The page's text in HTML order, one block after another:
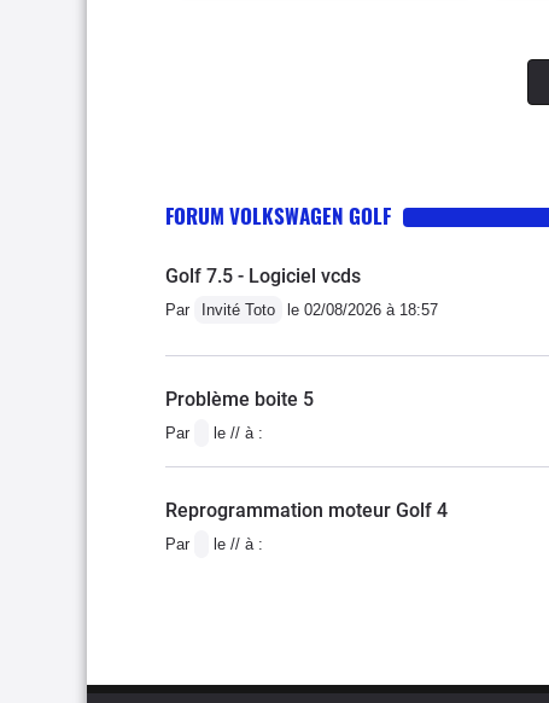
FORUM VOLKSWAGEN GOLF
Golf 7.5 - Logiciel vcds
Par Invité Toto le 02/08/2026 à 18:57
Problème boite 5
Par le // à :
Reprogrammation moteur Golf 4
Par le // à :